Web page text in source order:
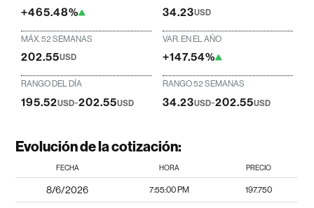
+465.48% 34.23USD
MÁX. 52 SEMANAS
202.55USD
VAR. EN EL AÑO
+147.54%
RANGO DEL DÍA
195.52USD-202.55USD
RANGO 52 SEMANAS
34.23USD-202.55USD
Evolución de la cotización:
FECHA HORA PRECIO
8/6/2026 7:55:00 PM 197.750